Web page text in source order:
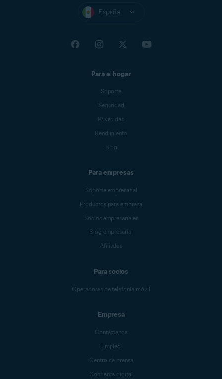
España
Para el hogar
Soporte
Seguridad
Privacidad
Rendimiento
Blog
Para empresas
Soporte empresarial
Productos para empresa
Socios empresariales
Blog empresarial
Afiliados
Para socios
Operadores de telefonía móvil
Empresa
Contáctenos
Empleo
Centro de prensa
Confianza digital